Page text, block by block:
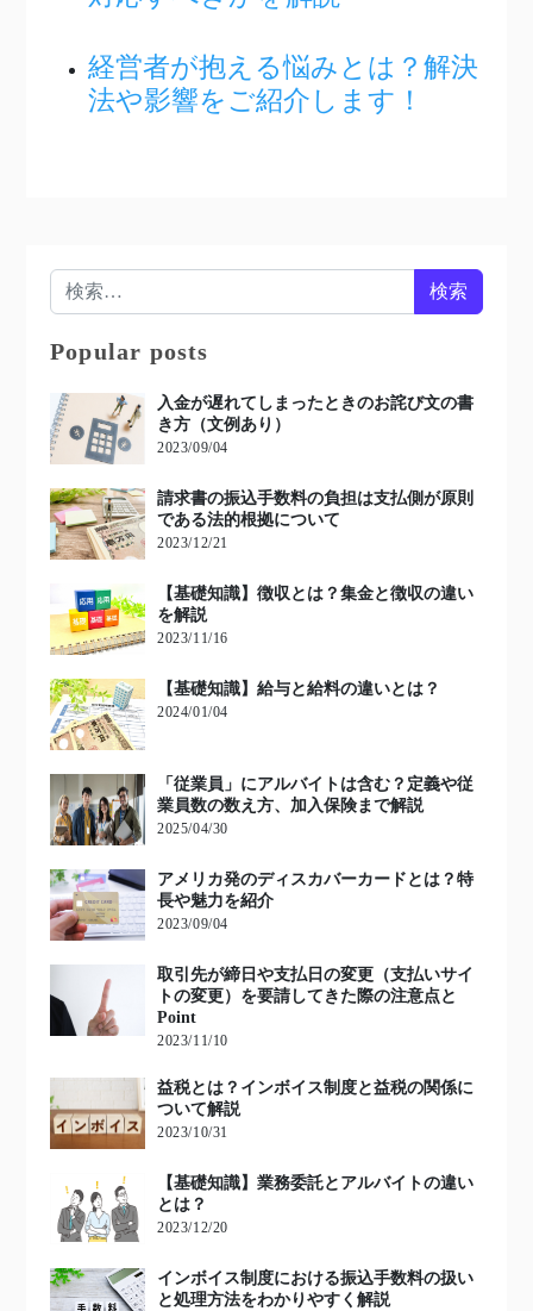
経営者が抱える悩みとは？解決
法や影響をご紹介します！
検索:
Popular posts
入金が遅れてしまったときのお詫び文の書
き方（文例あり）
2023/09/04
請求書の振込手数料の負担は支払側が原則
である法的根拠について
2023/12/21
【基礎知識】徴収とは？集金と徴収の違い
を解説
2023/11/16
【基礎知識】給与と給料の違いとは？
2024/01/04
「従業員」にアルバイトは含む？定義や従
業員数の数え方、加入保険まで解説
2025/04/30
アメリカ発のディスカバーカードとは？特
長や魅力を紹介
2023/09/04
取引先が締日や支払日の変更（支払いサイ
トの変更）を要請してきた際の注意点と
Point
2023/11/10
益税とは？インボイス制度と益税の関係に
ついて解説
2023/10/31
【基礎知識】業務委託とアルバイトの違い
とは？
2023/12/20
インボイス制度における振込手数料の扱い
と処理方法をわかりやすく解説